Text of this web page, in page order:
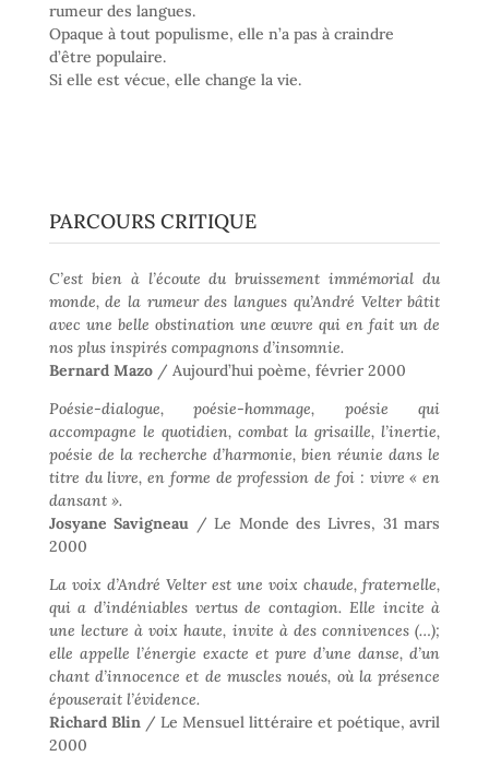
rumeur des langues.
Opaque à tout populisme, elle n’a pas à craindre
d’être populaire.
Si elle est vécue, elle change la vie.
PARCOURS CRITIQUE
C’est bien à l’écoute du bruissement immémorial du
monde, de la rumeur des langues qu’André Velter bâtit
avec une belle obstination une œuvre qui en fait un de
nos plus inspirés compagnons d’insomnie.
Bernard Mazo/ Aujourd’hui poème, février 2000
Poésie-dialogue, poésie-hommage, poésie qui
accompagne le quotidien, combat la grisaille, l’inertie,
poésie de la recherche d’harmonie, bien réunie dans le
titre du livre, en forme de profession de foi : vivre « en
dansant ».
Josyane Savigneau / Le Monde des Livres, 31 mars
2000
La voix d’André Velter est une voix chaude, fraternelle,
qui a d’indéniables vertus de contagion. Elle incite à
une lecture à voix haute, invite à des connivences (…);
elle appelle l’énergie exacte et pure d’une danse, d’un
chant d’innocence et de muscles noués, où la présence
épouserait l’évidence.
Richard Blin/ Le Mensuel littéraire et poétique, avril
2000